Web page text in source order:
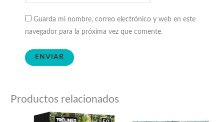
Guarda mi nombre, correo electrónico y web en este
navegador para la próxima vez que comente.
Productos relacionados